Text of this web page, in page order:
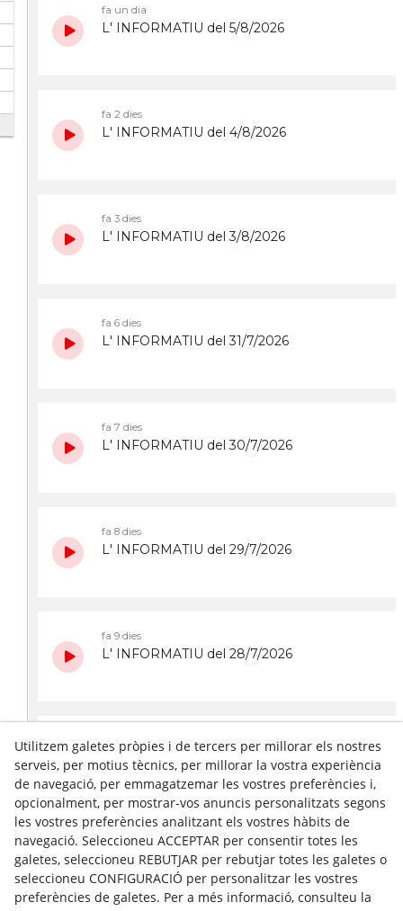
SEGÜENT
Utilitzem galetes pròpies i de tercers per millorar els nostres
serveis, per motius tècnics, per millorar la vostra experiència
de navegació, per emmagatzemar les vostres preferències i,
opcionalment, per mostrar-vos anuncis personalitzats segons
les vostres preferències analitzant els vostres hàbits de
navegació. Seleccioneu ACCEPTAR per consentir totes les
galetes, seleccioneu REBUTJAR per rebutjar totes les galetes o
seleccioneu CONFIGURACIÓ per personalitzar les vostres
preferències de galetes. Per a més informació, consulteu la